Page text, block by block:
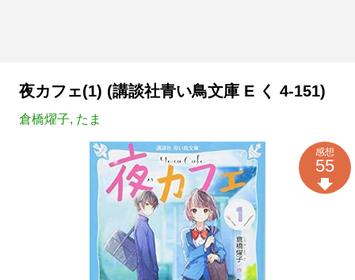
夜カフェ(1) (講談社青い鳥文庫 E く 4-151)
倉橋燿子, たま
感想
55